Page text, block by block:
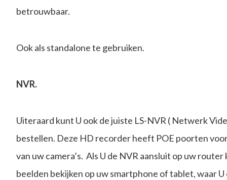
betrouwbaar.
Ook als standalone te gebruiken.
NVR.
Uiteraard kunt U ook de juiste LS-NVR ( Netwerk
bestellen. Deze HD recorder heeft POE poorten
van uw camera’s. Als U de NVR aansluit op uw router
beelden bekijken op uw smartphone of tablet, waar